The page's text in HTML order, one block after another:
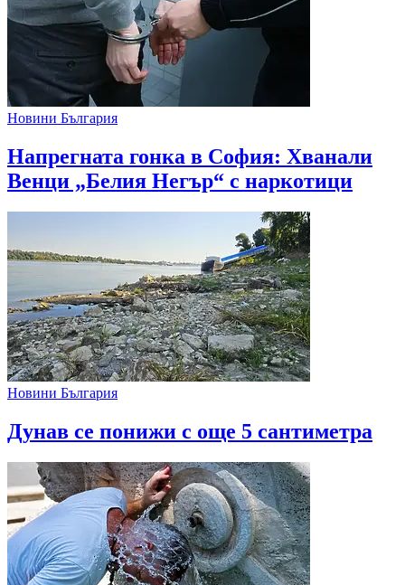
Новини България
Напрегната гонка в София: Хванали
Венци „Белия Негър“ с наркотици
Новини България
Дунав се понижи с още 5 сантиметра